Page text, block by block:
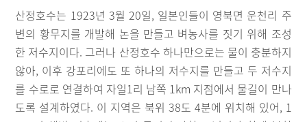
산정호수는 1923년 3월 20일, 일본인들이 영북면 운천리 주
변의 황무지를 개발해 논을 만들고 벼농사를 짓기 위해 조성
한 저수지이다. 그러나 산정호수 하나만으로는 물이 충분하지
않아, 이후 강포리에도 또 하나의 저수지를 만들고 두 저수지
를 수로로 연결하여 자일1리 남쪽 1km 지점에서 물길이 만나
도록 설계하였다. 이 지역은 북위 38도 4분에 위치해 있어, 1